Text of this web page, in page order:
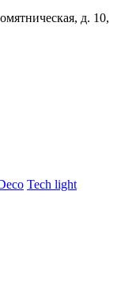
д. 10,
Tech light